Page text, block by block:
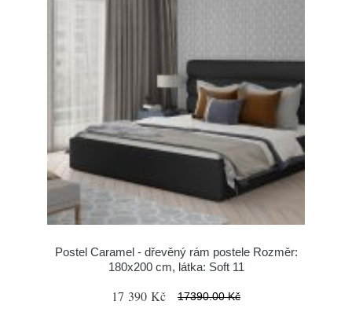
Postel Caramel - dřevěný rám postele Rozměr:
180x200 cm, látka: Soft 11
17 390 Kč 17390.00 Kč